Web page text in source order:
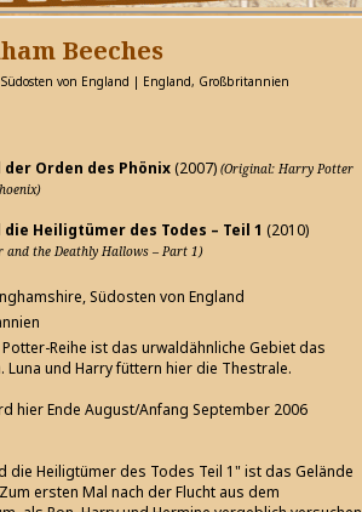
Beeches
von England | England, Großbritannien
Orden des Phönix(2007) (Original: Harry Potter
Heiligtümer des Todes – Teil 1 (2010)
the Deathly Hallows – Part 1)
Südosten von England
Reihe ist das urwaldähnliche Gebiet das
Luna und Harry füttern hier die Thestrale.
hier Ende August/Anfang September 2006
die Heiligtümer des Todes Teil 1" ist das Gelände
ersten Mal nach der Flucht aus dem